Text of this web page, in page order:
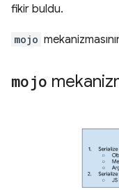
fikir buldu.
mojo
mojo